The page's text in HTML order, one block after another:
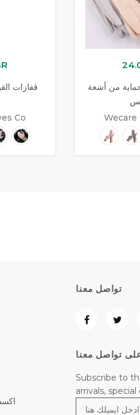
قفازات
Co
من أشعة
Wecare
تواصل معنا
تواصل معنا
Subscribe to
arrivals,